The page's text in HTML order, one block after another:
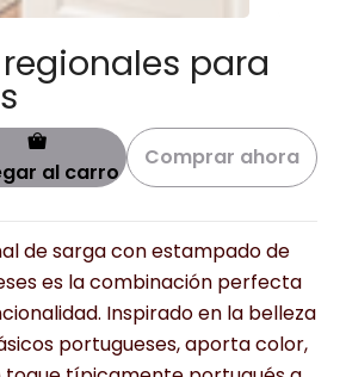
para
al carro
Comprar ahora
de sarga con estampado de
es la combinación perfecta
Inspirado en la belleza
portugueses, aporta color,